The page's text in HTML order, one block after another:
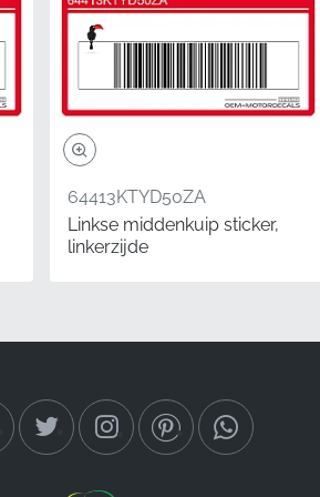
64413KTYD50ZA
Linkse middenkuip sticker,
linkerzijde